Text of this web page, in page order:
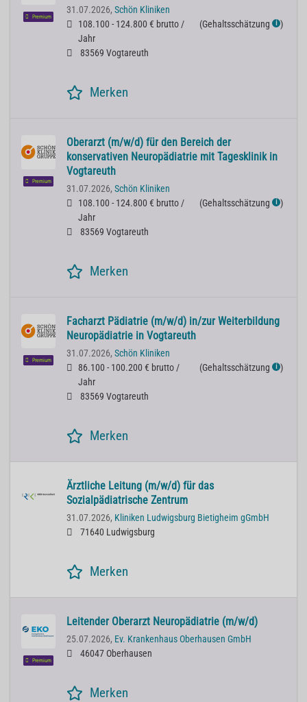
Premium
31.07.2026, Schön Kliniken
108.100 - 124.800 € brutto /
Jahr
(Gehaltsschätzung ℹ )
83569 Vogtareuth
Merken
Premium
Oberarzt (m/w/d) für den Bereich der
konservativen Neuropädiatrie mit Tagesklinik in
Vogtareuth
31.07.2026, Schön Kliniken
108.100 - 124.800 € brutto /
Jahr
(Gehaltsschätzung ℹ )
83569 Vogtareuth
Merken
Premium
Facharzt Pädiatrie (m/w/d) in/zur Weiterbildung
Neuropädiatrie in Vogtareuth
31.07.2026, Schön Kliniken
86.100 - 100.200 € brutto /
Jahr
(Gehaltsschätzung ℹ )
83569 Vogtareuth
Merken
Ärztliche Leitung (m/w/d) für das
Sozialpädiatrische Zentrum
31.07.2026, Kliniken Ludwigsburg Bietigheim gGmbH
71640 Ludwigsburg
Merken
Premium
Leitender Oberarzt Neuropädiatrie (m/w/d)
25.07.2026, Ev. Krankenhaus Oberhausen GmbH
46047 Oberhausen
Merken